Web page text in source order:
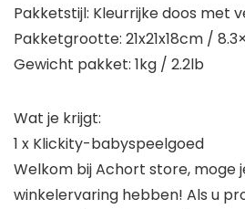
Pakketstijl: Kleurrijke doos met
Pakketgrootte: 21x21x18cm /
Gewicht pakket: 1kg / 2.2lb
Wat je krijgt:
1 x Klickity-babyspeelgoed
Welkom bij Achort store, moge
winkelervaring hebben! Als u